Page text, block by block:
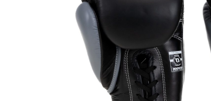
Taekwondo
Brazilian Jiu jitsu
Voor